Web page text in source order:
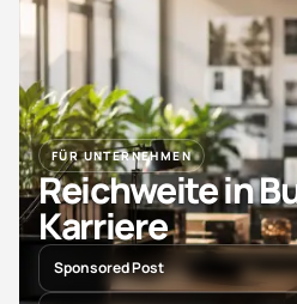
FÜR UNTERNEHMEN
Reichweite in
Karriere
Sponsored Post